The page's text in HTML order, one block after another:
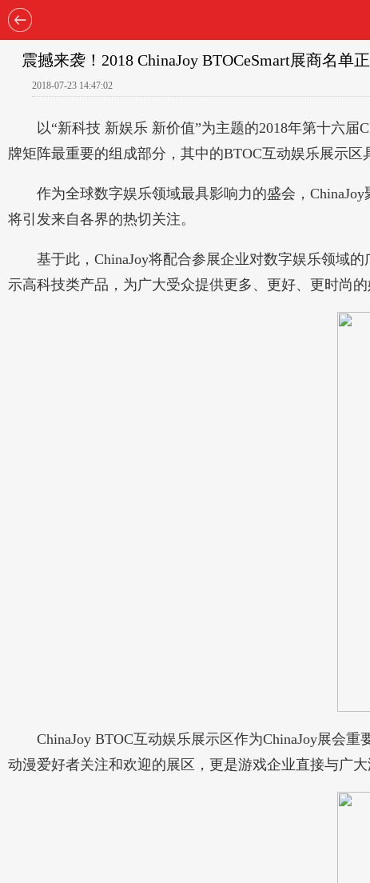
震撼来袭！2018 ChinaJoy BTOCeSmart展商名单
2018-07-23 14:47:02
以“新科技 新娱乐 新价值”为主题的2018年第十六届
牌矩阵最重要的组成部分，其中的BTOC互动娱乐展示
作为全球数字娱乐领域最具影响力的盛会，ChinaJoy
将引发来自各界的热切关注。
基于此，ChinaJoy将配合参展企业对数字娱乐领域的
示高科技类产品，为广大受众提供更多、更好、更时尚的
ChinaJoy BTOC互动娱乐展示区作为ChinaJoy展会重
动漫爱好者关注和欢迎的展区，更是游戏企业直接与广